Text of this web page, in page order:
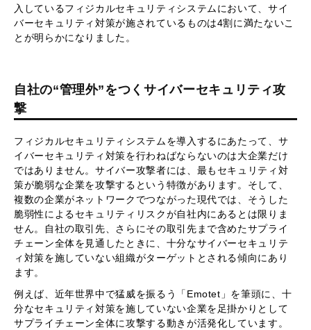
入しているフィジカルセキュリティシステムにおいて、サイ
バーセキュリティ対策が施されているものは4割に満たないこ
とが明らかになりました。
自社の“管理外”をつくサイバーセキュリティ攻
撃
フィジカルセキュリティシステムを導入するにあたって、サ
イバーセキュリティ対策を行わねばならないのは大企業だけ
ではありません。サイバー攻撃者には、最もセキュリティ対
策が脆弱な企業を攻撃するという特徴があります。そして、
複数の企業がネットワークでつながった現代では、そうした
脆弱性によるセキュリティリスクが自社内にあるとは限りま
せん。自社の取引先、さらにその取引先まで含めたサプライ
チェーン全体を見通したときに、十分なサイバーセキュリテ
ィ対策を施していない組織がターゲットとされる傾向にあり
ます。
例えば、近年世界中で猛威を振るう「Emotet」を筆頭に、十
分なセキュリティ対策を施していない企業を足掛かりとして
サプライチェーン全体に攻撃する動きが活発化しています。